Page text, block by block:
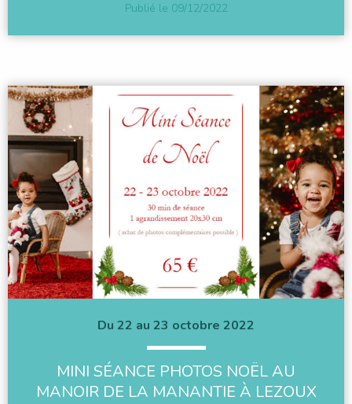
Publié le 09/12/2022
Du 22 au 23 octobre 2022
MINI SÉANCE PHOTOS NOËL AU
MANOIR DE LA MANANTIE À LEZOUX